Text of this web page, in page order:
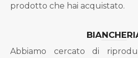
prodotto che hai acquistato.
Abbiamo cercato di